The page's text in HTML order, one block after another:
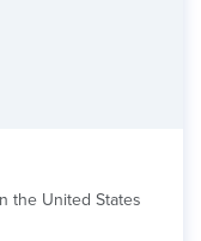
the United States